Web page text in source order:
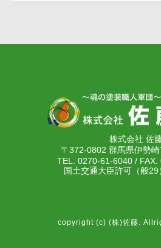
株式会社 佐
〒372-0802 群馬県伊勢
TEL. 0270-61-6040 / FAX.
国土交通大臣許可（般
copyright (c) (株)佐藤.